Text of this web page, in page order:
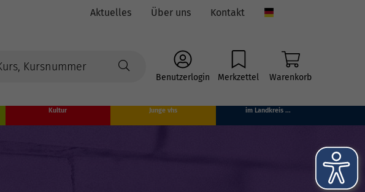
Aktuelles Über uns Kontakt
Benutzerlogin Merkzettel Warenkorb
Kultur Junge vhs im Landkreis ...